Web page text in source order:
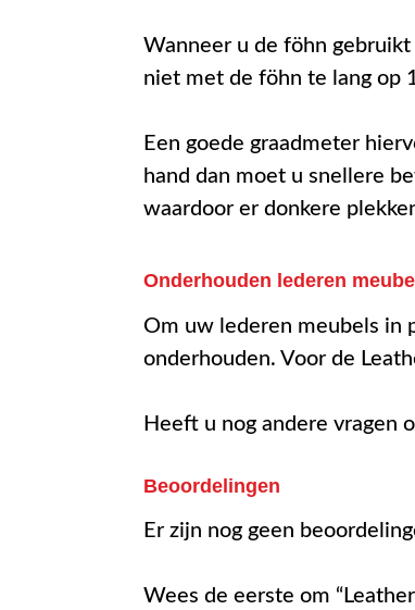
Wanneer u de föhn
niet met de föhn te lang op
Een goede graadmeter
hand dan moet u snellere
waardoor er donkere
Onderhouden lederen
Om uw lederen meubels in
onderhouden. Voor de
Heeft u nog andere vragen
Beoordelingen
Er zijn nog geen
Wees de eerste om